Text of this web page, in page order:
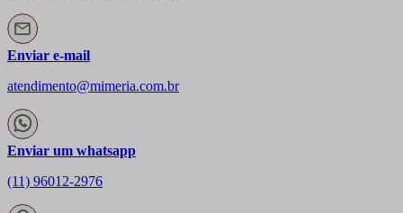
Enviar e-mail
atendimento@mimeria.com.br
Enviar um whatsapp
(11) 96012-2976